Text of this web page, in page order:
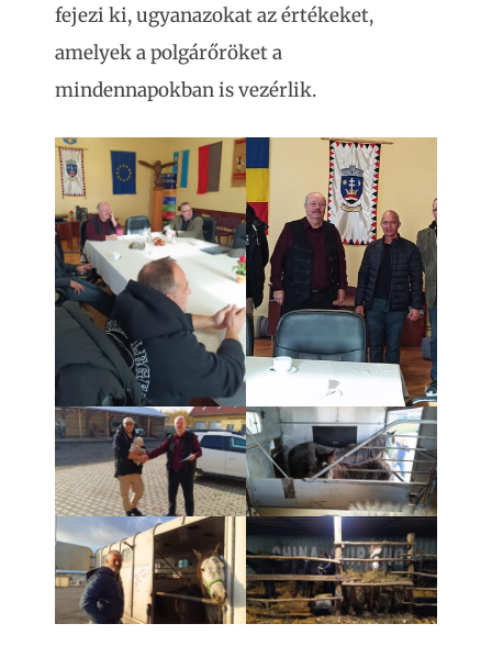
fejezi ki, ugyanazokat az értékeket,
amelyek a polgárőröket a
mindennapokban is vezérlik.